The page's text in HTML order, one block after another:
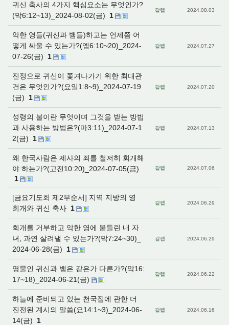
귀신 축사의 4가지 핵심요소는 무엇인가?
(막6:12~13)_2024-08-02(금)
1
갈렙 2024.08.03
악한 영들(귀신과 뱀들)하고는 언제쯤 어
떻게 싸울 수 있는가?(엡6:10~20)_2024-
07-26(금)
1
갈렙 2024.07.27
진정으로 귀신이 쫓겨나가기 위한 최대관
건은 무엇인가?(요일1:8~9)_2024-07-19
(금)
1
갈렙 2024.07.20
성령의 불이란 무엇이며 그것을 받는 방법
과 사용하는 방법은?(마3:11)_2024-07-1
2(금)
1
갈렙 2024.07.13
왜 한국사람은 제사의 죄를 철저히 회개해
야 하는가?(고전10:20)_2024-07-05(금)
1
갈렙 2024.07.06
[금요기도회 제2부순서] 지역 지방의 영
회개와 귀신 축사 1
갈렙 2024.06.29
회개를 거부하고 악한 영에 붙들린 내 자
녀, 과연 살려낼 수 있는가?(막7:24~30)_
2024-06-28(금)
1
갈렙 2024.06.29
영물인 귀신과 뱀은 같은가 다른가?(막16:
17~18)_2024-06-21(금)
갈렙 2024.06.22
하늘에 준비되고 있는 천국집에 관한 더
진전된 계시의 말씀(요14:1~3)_2024-06-
14(금)
1
갈렙 2024.06.16